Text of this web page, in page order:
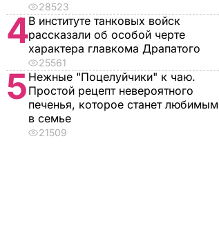
28523
4В институте танковых войск
рассказали об особой черте
характера главкома Драпатого
25561
5 Нежные "Поцелуйчики" к чаю.
Простой рецепт невероятного
печенья, которое станет любимым
в семье
21509